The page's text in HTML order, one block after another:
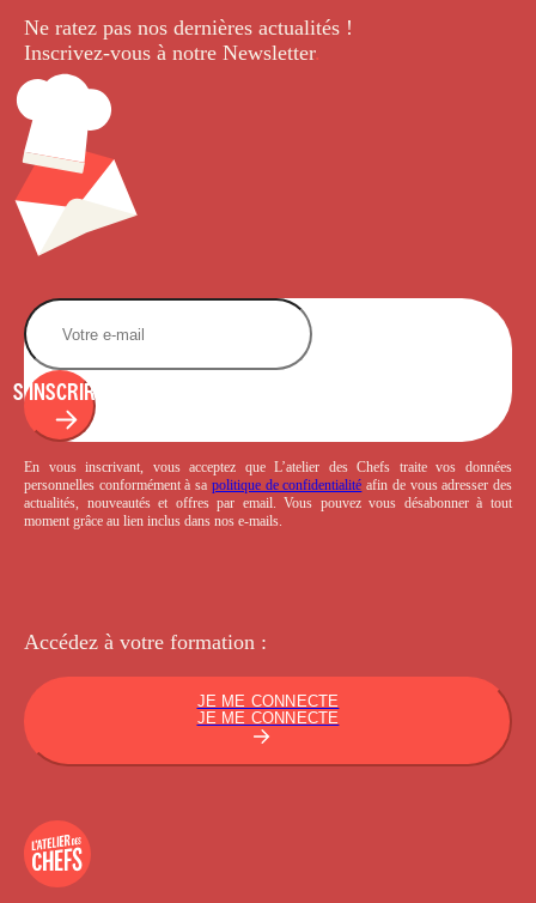
Ne ratez pas nos dernières actualités !
Inscrivez-vous à notre Newsletter.
S'INSCRIRE
En vous inscrivant, vous acceptez que L’atelier des Chefs traite vos données
personnelles conformément à sa politique de confidentialité afin de vous adresser des
actualités, nouveautés et offres par email. Vous pouvez vous désabonner à tout
moment grâce au lien inclus dans nos e-mails.
Accédez à votre formation :
JE ME CONNECTE
JE ME CONNECTE